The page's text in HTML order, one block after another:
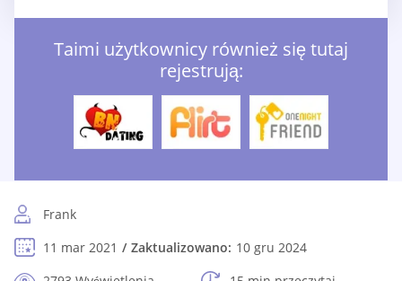
Taimi użytkownicy również się tutaj
rejestrują:
Frank
11 mar 2021
Zaktualizowano: 10 gru 2024